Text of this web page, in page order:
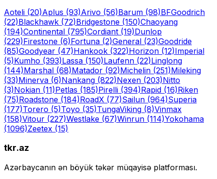
Aoteli (20)Aplus (93)Arivo (56)Barum (98)BFGoodrich
(22)Blackhawk (72)Bridgestone (150)Chaoyang
(194)Continental (795)Cordiant (19)Dunlop
(229)Firestone (6)Fortuna (2)General (23)Goodride
(85)Goodyear (47)Hankook (322)Horizon (12)Imperial
(5)Kumho (393)Lassa (150)Laufenn (22)Linglong
(144)Marshal (68)Matador (92)Michelin (251)Mileking
(33)Minerva (6)Nankang (822)Nexen (203)Nitto
(3)Nokian (11)Petlas (185)Pirelli (394)Rapid (16)Riken
(75)Roadstone (184)RoadX (77)Sailun (964)Superia
(177)Torero (5)Toyo (35)TungaViking (8)Vinmax
(158)Vitour (227)Westlake (67)Winrun (114)Yokohama
(1096)Zeetex (15)
tkr.az
Azərbaycanın ən böyük təkər müqayisə platforması.